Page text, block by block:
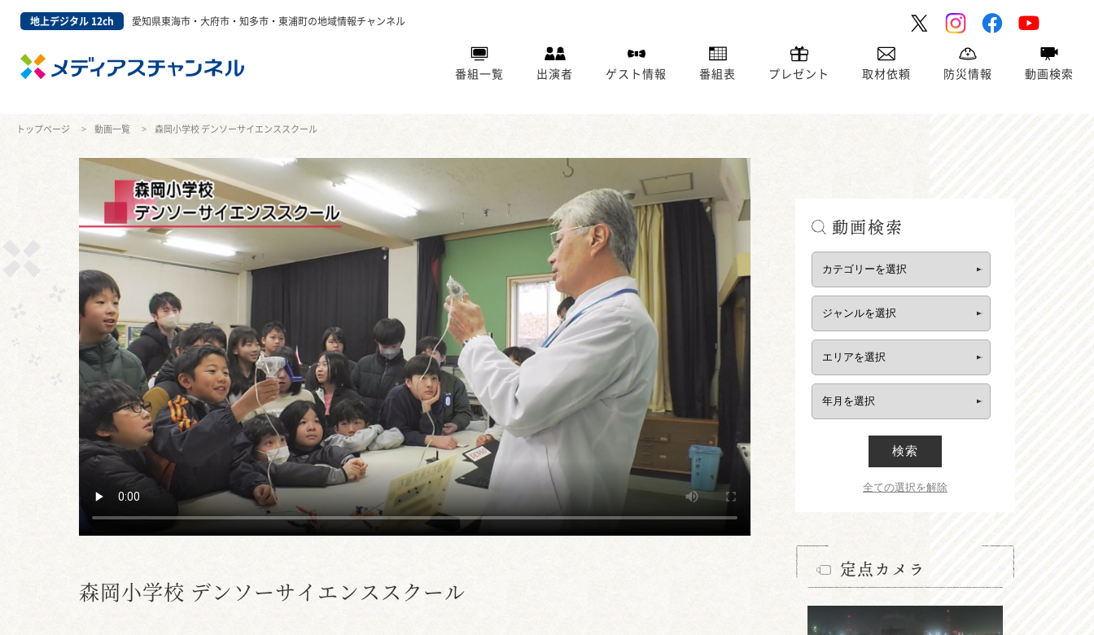
地上デジタル 12ch 愛知県東海市・大府市・知多市・東浦町の地域情報チャンネル
番組一覧 出演者 ゲスト情報 番組表 プレゼント 取材依頼 防災情報 動画検索
トップページ 動画一覧 森岡小学校 デンソーサイエンススクール
森岡小学校 デンソーサイエンススクール
動画検索
検索
全ての選択を解除
定点カメラ